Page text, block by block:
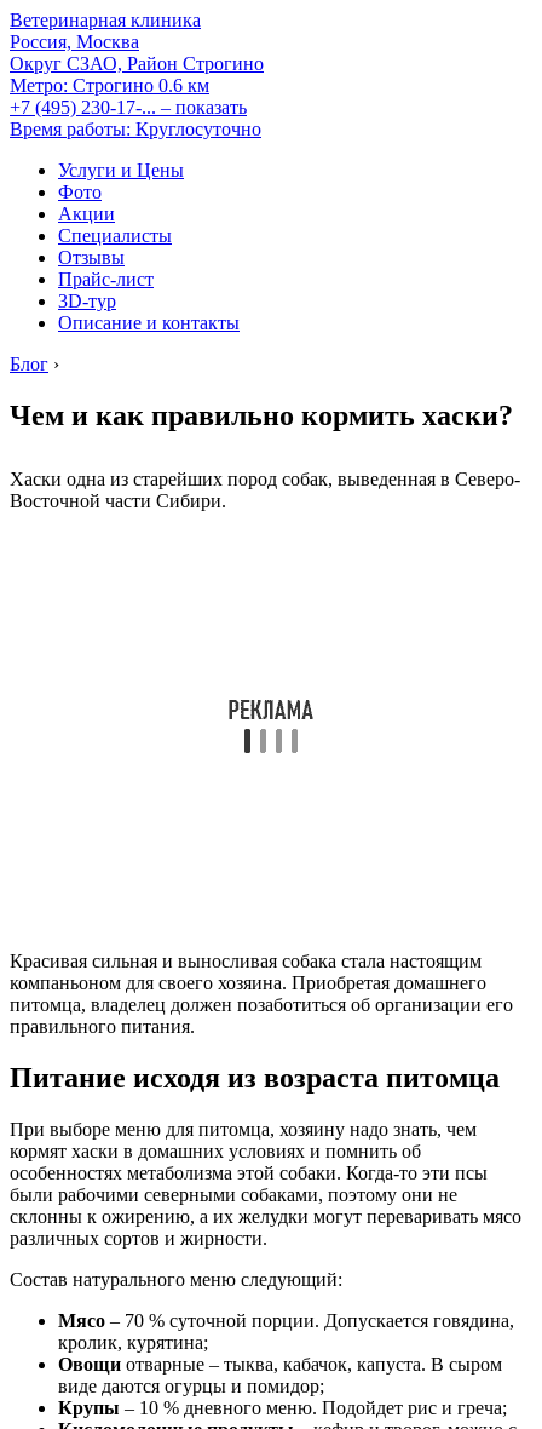
Ветеринарная клиника
Россия, Москва
Округ СЗАО, Район Строгино
Метро: Строгино 0.6 км
+7 (495) 230-17-... – показать
Время работы: Круглосуточно
Услуги и Цены
Фото
Акции
Специалисты
Отзывы
Прайс-лист
3D-тур
Описание и контакты
Блог ›
Чем и как правильно кормить хаски?
Хаски одна из старейших пород собак, выведенная в Северо-
Восточной части Сибири.
Красивая сильная и выносливая собака стала настоящим
компаньоном для своего хозяина. Приобретая домашнего
питомца, владелец должен позаботиться об организации его
правильного питания.
Питание исходя из возраста питомца
При выборе меню для питомца, хозяину надо знать, чем
кормят хаски в домашних условиях и помнить об
особенностях метаболизма этой собаки. Когда-то эти псы
были рабочими северными собаками, поэтому они не
склонны к ожирению, а их желудки могут переваривать мясо
различных сортов и жирности.
Состав натурального меню следующий:
Мясо – 70 % суточной порции. Допускается говядина,
кролик, курятина;
Овощи отварные – тыква, кабачок, капуста. В сыром
виде даются огурцы и помидор;
Крупы – 10 % дневного меню. Подойдет рис и греча;